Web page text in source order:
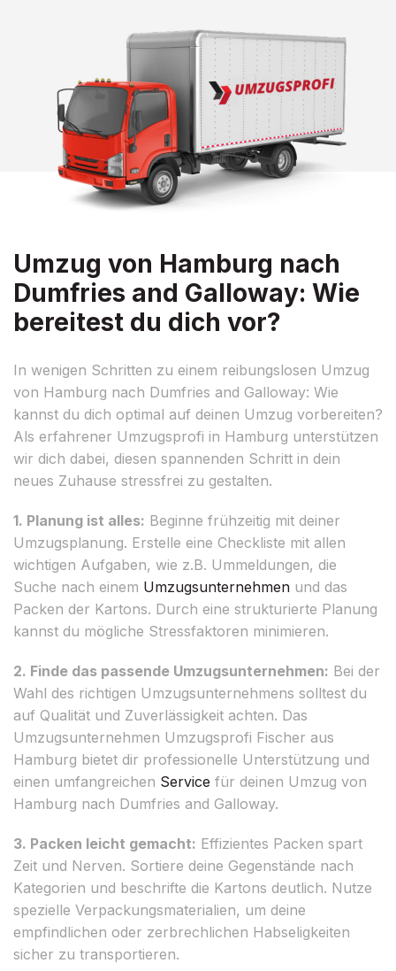
Umzug von Hamburg nach
Dumfries and Galloway: Wie
bereitest du dich vor?
In wenigen Schritten zu einem reibungslosen Umzug
von Hamburg nach Dumfries and Galloway: Wie
kannst du dich optimal auf deinen Umzug vorbereiten?
Als erfahrener Umzugsprofi in Hamburg unterstützen
wir dich dabei, diesen spannenden Schritt in dein
neues Zuhause stressfrei zu gestalten.
1. Planung ist alles: Beginne frühzeitig mit deiner
Umzugsplanung. Erstelle eine Checkliste mit allen
wichtigen Aufgaben, wie z.B. Ummeldungen, die
Suche nach einem Umzugsunternehmen und das
Packen der Kartons. Durch eine strukturierte Planung
kannst du mögliche Stressfaktoren minimieren.
2. Finde das passende Umzugsunternehmen: Bei der
Wahl des richtigen Umzugsunternehmens solltest du
auf Qualität und Zuverlässigkeit achten. Das
Umzugsunternehmen Umzugsprofi Fischer aus
Hamburg bietet dir professionelle Unterstützung und
einen umfangreichen Service für deinen Umzug von
Hamburg nach Dumfries and Galloway.
3. Packen leicht gemacht: Effizientes Packen spart
Zeit und Nerven. Sortiere deine Gegenstände nach
Kategorien und beschrifte die Kartons deutlich. Nutze
spezielle Verpackungsmaterialien, um deine
empfindlichen oder zerbrechlichen Habseligkeiten
sicher zu transportieren.